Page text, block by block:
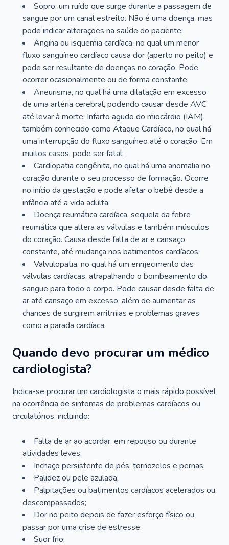
Sopro, um ruído que surge durante a passagem de
sangue por um canal estreito. Não é uma doença, mas
pode indicar alterações na saúde do paciente;
Angina ou isquemia cardíaca, no qual um menor
fluxo sanguíneo cardíaco causa dor (aperto no peito) e
pode ser resultante de doenças no coração. Pode
ocorrer ocasionalmente ou de forma constante;
Aneurisma, no qual há uma dilatação em excesso
de uma artéria cerebral, podendo causar desde AVC
até levar à morte; Infarto agudo do miocárdio (IAM),
também conhecido como Ataque Cardíaco, no qual há
uma interrupção do fluxo sanguíneo até o coração. Em
muitos casos, pode ser fatal;
Cardiopatia congênita, no qual há uma anomalia no
coração durante o seu processo de formação. Ocorre
no início da gestação e pode afetar o bebê desde a
infância até a vida adulta;
Doença reumática cardíaca, sequela da febre
reumática que altera as válvulas e também músculos
do coração. Causa desde falta de ar e cansaço
constante, até mudança nos batimentos cardíacos;
Valvulopatia, no qual há um enrijecimento das
válvulas cardíacas, atrapalhando o bombeamento do
sangue para todo o corpo. Pode causar desde falta de
ar até cansaço em excesso, além de aumentar as
chances de surgirem arritmias e problemas graves
como a parada cardíaca.
Quando devo procurar um médico
cardiologista?
Indica-se procurar um cardiologista o mais rápido possível
na ocorrência de sintomas de problemas cardíacos ou
circulatórios, incluindo:
Falta de ar ao acordar, em repouso ou durante
atividades leves;
Inchaço persistente de pés, tornozelos e pernas;
Palidez ou pele azulada;
Palpitações ou batimentos cardíacos acelerados ou
descompassados;
Dor no peito depois de fazer esforço físico ou
passar por uma crise de estresse;
Suor frio;